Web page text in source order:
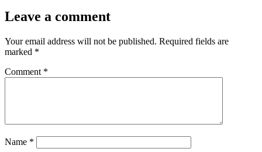
Leave a comment
Your email address will not be published. Required fields are
marked *
Comment *
Name *